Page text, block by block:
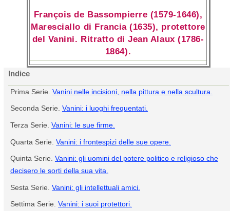
François de Bassompierre (1579-1646),
Maresciallo di Francia (1635), protettore
del Vanini. Ritratto di Jean Alaux (1786-
1864).
Indice
Prima Serie. Vanini nelle incisioni, nella pittura e nella scultura.
Seconda Serie. Vanini: i luoghi frequentati.
Terza Serie. Vanini: le sue firme.
Quarta Serie. Vanini: i frontespizi delle sue opere.
Quinta Serie. Vanini: gli uomini del potere politico e religioso che
decisero le sorti della sua vita.
Sesta Serie. Vanini: gli intellettuali amici.
Settima Serie. Vanini: i suoi protettori.